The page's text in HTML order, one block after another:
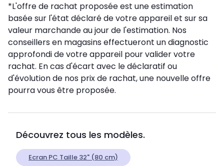
*L'offre de rachat proposée est une estimation
basée sur l'état déclaré de votre appareil et sur sa
valeur marchande au jour de l'estimation. Nos
conseillers en magasins effectueront un diagnostic
approfondi de votre appareil pour valider votre
rachat. En cas d'écart avec le déclaratif ou
d'évolution de nos prix de rachat, une nouvelle offre
pourra vous être proposée.
Découvrez tous les modèles.
Ecran PC Taille 32" (80 cm)